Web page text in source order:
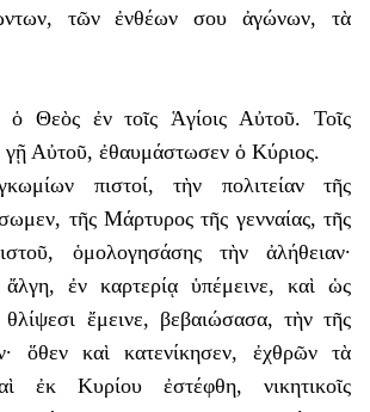
τῶν ἐνθέων σου ἀγώνων, τὰ
Θεὸς ἐν τοῖς Ἁγίοις Αὐτοῦ. Τοῖς
γῇ Αὐτοῦ, ἐθαυμάστωσεν ὁ Κύριος.
πιστοί, τὴν πολιτείαν τῆς
τῆς Μάρτυρος τῆς γενναίας, τῆς
ὁμολογησάσης τὴν ἀλήθειαν·
ἐν καρτερίᾳ ὑπέμεινε, καὶ ὡς
ἔμεινε, βεβαιώσασα, τὴν τῆς
ὅθεν καὶ κατενίκησεν, ἐχθρῶν τὰ
ἐκ Κυρίου ἐστέφθη, νικητικοῖς